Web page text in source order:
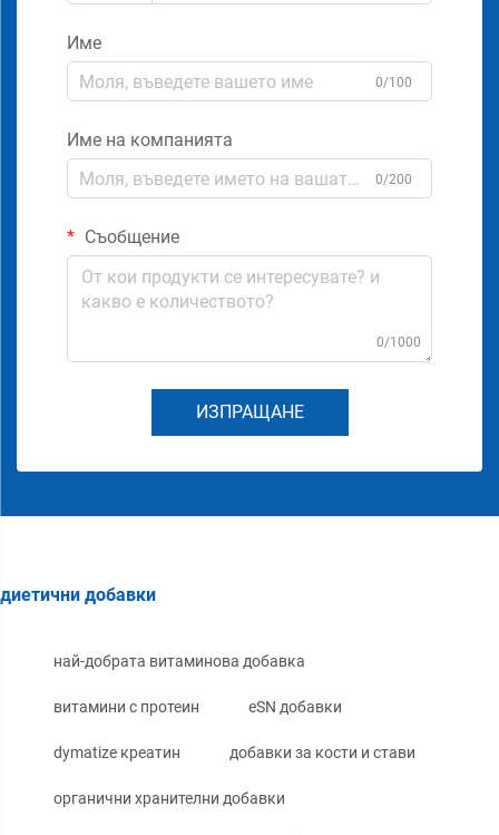
Име
0/100
Име на компанията
0/200
Съобщение
0/1000
ИЗПРАЩАНЕ
диетични добавки
най-добрата витаминова добавка
витамини с протеин eSN добавки
dymatize креатин добавки за кости и стави
органични хранителни добавки